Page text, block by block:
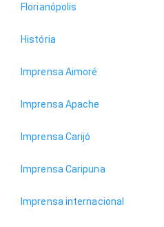
Florianópolis
História
Imprensa Aimoré
Imprensa Apache
Imprensa Carijó
Imprensa Caripuna
Imprensa internacional